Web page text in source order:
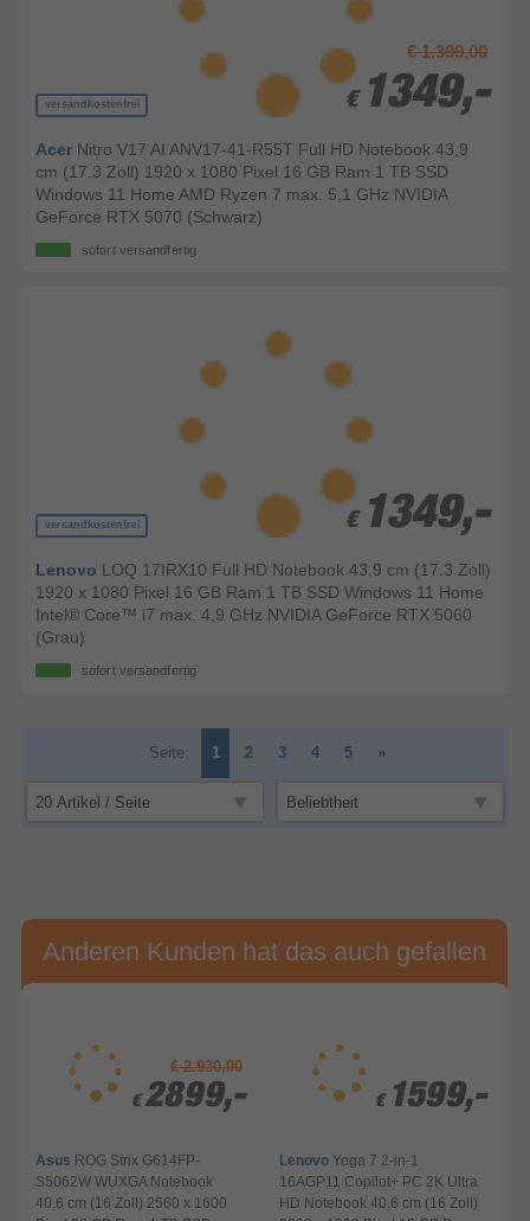
versandkostenfrei
€ 1.399,00
€ 1349,-
€ 1349,-
Acer Nitro V17 AI ANV17-41-R55T Full HD Notebook 43,9
cm (17.3 Zoll) 1920 x 1080 Pixel 16 GB Ram 1 TB SSD
Windows 11 Home AMD Ryzen 7 max. 5,1 GHz NVIDIA
GeForce RTX 5070 (Schwarz)
sofort versandfertig
versandkostenfrei € 1349,-
€ 1349,-
Lenovo LOQ 17IRX10 Full HD Notebook 43,9 cm (17.3 Zoll)
1920 x 1080 Pixel 16 GB Ram 1 TB SSD Windows 11 Home
Intel® Core™ i7 max. 4,9 GHz NVIDIA GeForce RTX 5060
(Grau)
sofort versandfertig
Seite: 1 2 3 4 5 »
Anderen Kunden hat das auch gefallen
€ 2.930,00
€ 2899,-
€ 2899,-
Asus ROG Strix G614FP-
S5062W WUXGA Notebook
40,6 cm (16 Zoll) 2560 x 1600
€ 1599,-
€ 1599,-
Lenovo Yoga 7 2-in-1
16AGP11 Copilot+ PC 2K Ultra
HD Notebook 40,6 cm (16 Zoll)